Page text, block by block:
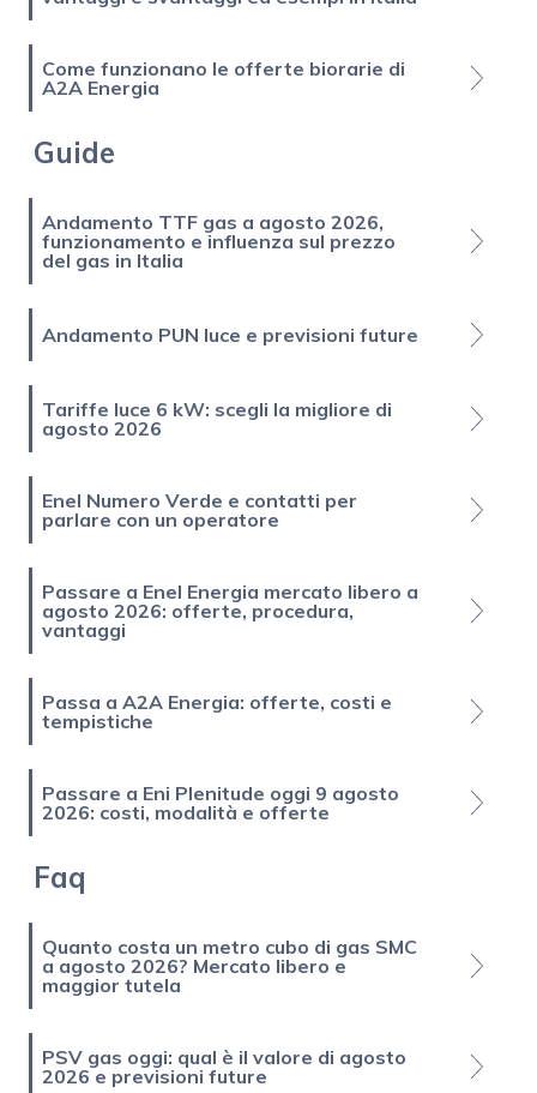
Come funzionano le offerte biorarie di
A2A Energia
Guide
Andamento TTF gas a agosto 2026,
funzionamento e influenza sul prezzo
del gas in Italia
Andamento PUN luce e previsioni future
Tariffe luce 6 kW: scegli la migliore di
agosto 2026
Enel Numero Verde e contatti per
parlare con un operatore
Passare a Enel Energia mercato libero a
agosto 2026: offerte, procedura,
vantaggi
Passa a A2A Energia: offerte, costi e
tempistiche
Passare a Eni Plenitude oggi 9 agosto
2026: costi, modalità e offerte
Faq
Quanto costa un metro cubo di gas SMC
a agosto 2026? Mercato libero e
maggior tutela
PSV gas oggi: qual è il valore di agosto
2026 e previsioni future